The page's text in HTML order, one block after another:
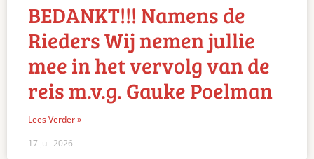
BEDANKT!!! Namens de
Rieders Wij nemen jullie
mee in het vervolg van de
reis m.v.g. Gauke Poelman
Lees Verder »
17 juli 2026